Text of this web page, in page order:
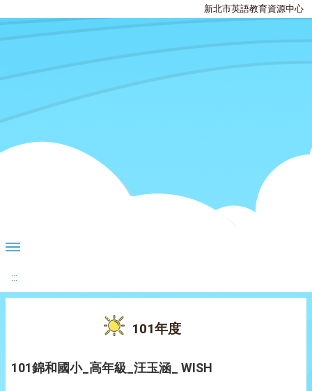
新北市英語教育資源中心
:::
101年度
101錦和國小_高年級_汪玉涵_ WISH